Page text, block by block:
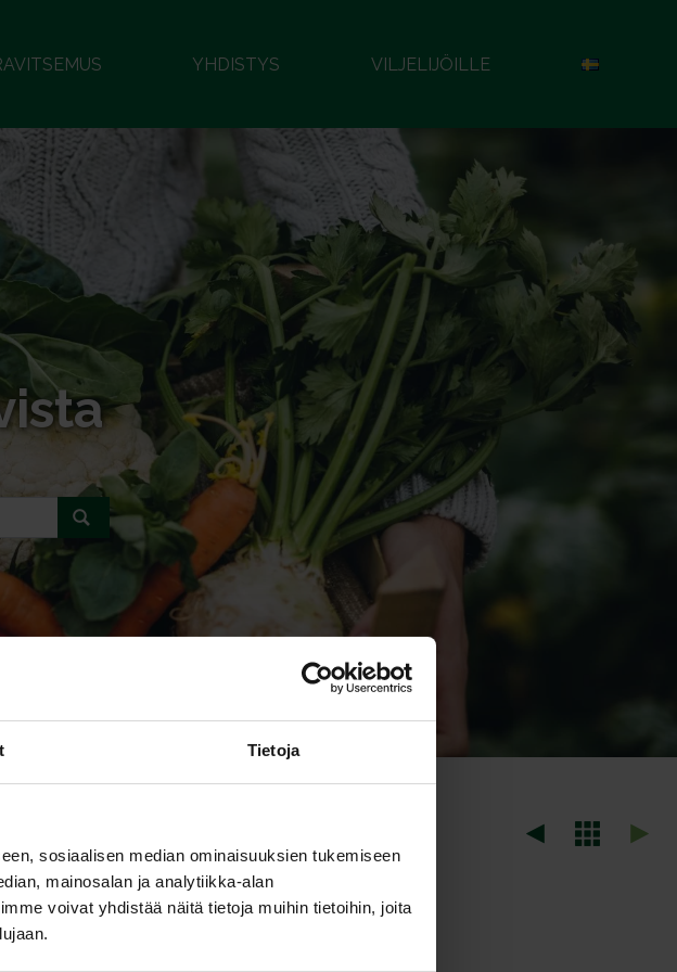
Tietoja
sosiaalisen median ominaisuuksien tukemiseen
mainosalan ja analytiikka-alan
voivat yhdistää näitä tietoja muihin tietoihin, joita
YHDISTYS VILJELIJÖILLE
tai vetoiseen paikkaan.